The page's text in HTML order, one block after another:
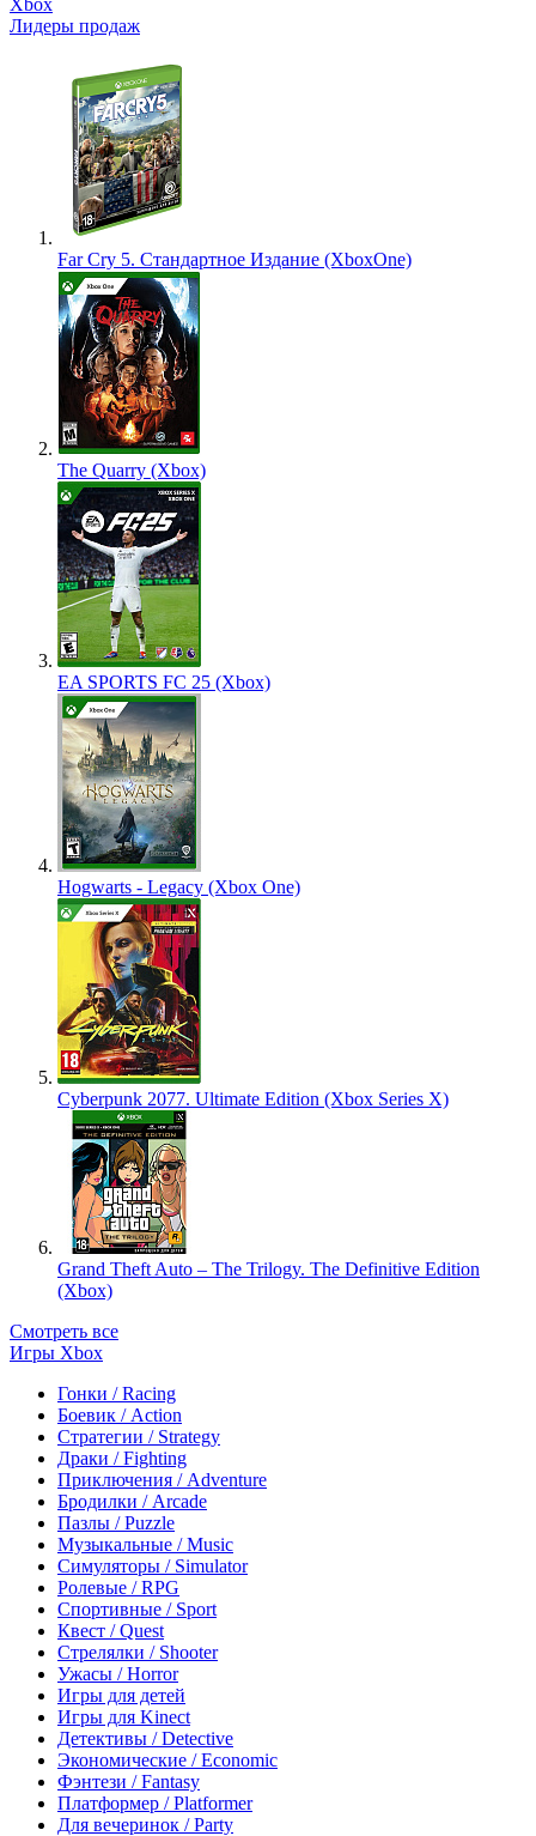
Xbox
Лидеры продаж
Far Cry 5. Стандартное Издание (XboxOne)
The Quarry (Xbox)
EA SPORTS FC 25 (Xbox)
Hogwarts - Legacy (Xbox One)
Cyberpunk 2077. Ultimate Edition (Xbox Series X)
Grand Theft Auto – The Trilogy. The Definitive Edition
(Xbox)
Смотреть все
Игры Xbox
Гонки / Racing
Боевик / Action
Стратегии / Strategy
Драки / Fighting
Приключения / Adventure
Бродилки / Arcade
Пазлы / Puzzle
Музыкальные / Music
Симуляторы / Simulator
Ролевые / RPG
Спортивные / Sport
Квест / Quest
Стрелялки / Shooter
Ужасы / Horror
Игры для детей
Игры для Kinect
Детективы / Detective
Экономические / Economic
Фэнтези / Fantasy
Платформер / Platformer
Для вечеринок / Party